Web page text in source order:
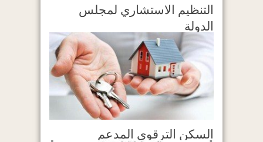
التنظيم الاستشاري لمجلس
الدولة
السكن الترقوي المدعم